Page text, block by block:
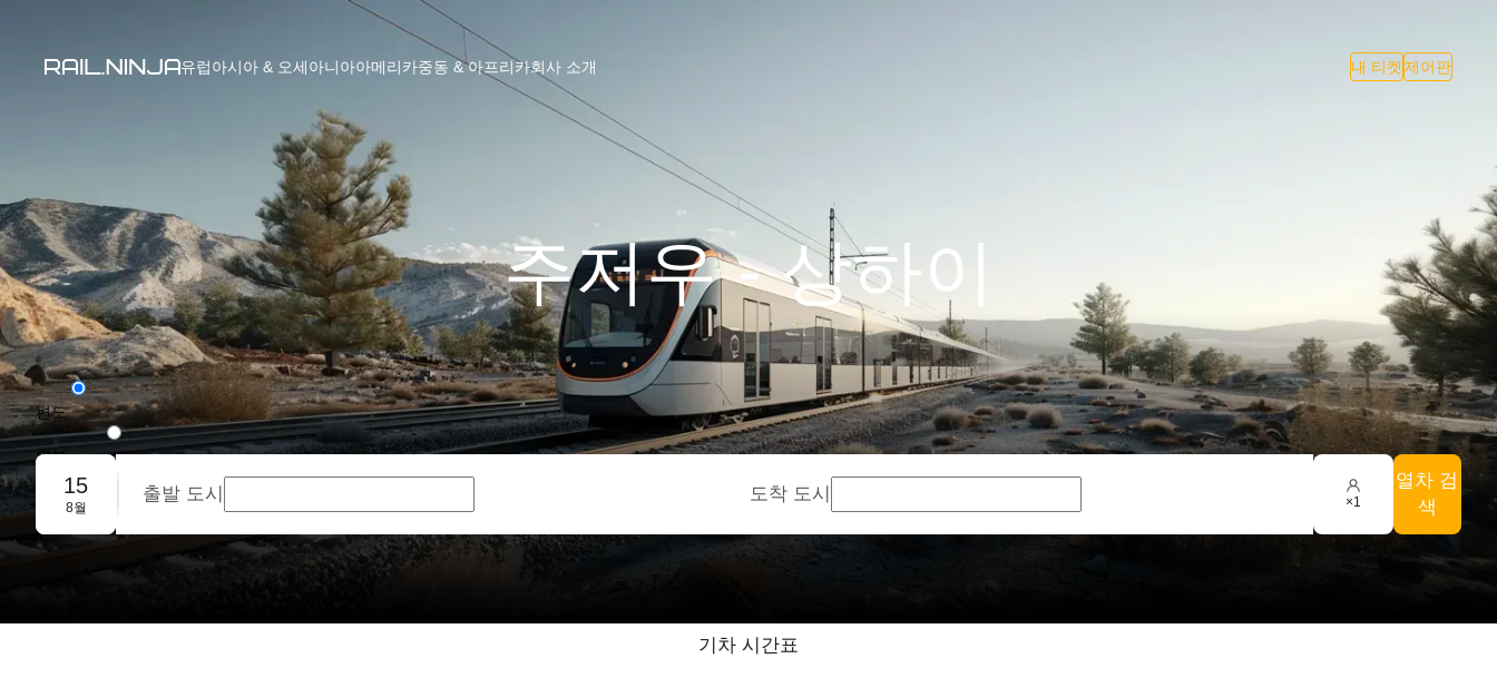
유럽아시아 & 오세아니아아메리카중동 & 아프리카회사 소개 내 티켓 제어판
주저우 - 상하이
편도
왕복
단체 예약
15
8월
출발 도시 도착 도시 ×1
열차 검
색
기차 시간표